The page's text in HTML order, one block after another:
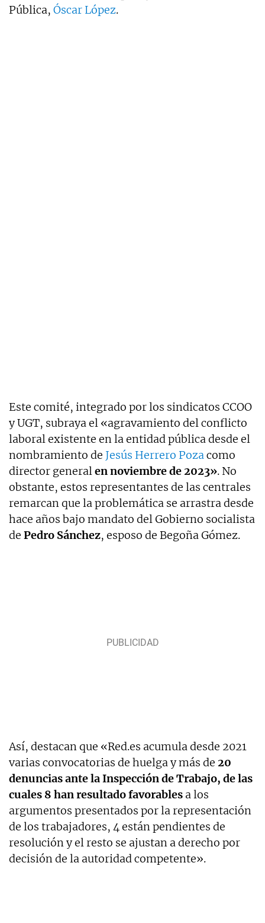
Pública, Óscar López.
Este comité, integrado por los sindicatos CCOO
y UGT, subraya el «agravamiento del conflicto
laboral existente en la entidad pública desde el
nombramiento de Jesús Herrero Pozacomo
director generalen noviembre de 2023». No
obstante, estos representantes de las centrales
remarcan que la problemática se arrastra desde
hace años bajo mandato del Gobierno socialista
de Pedro Sánchez, esposo de Begoña Gómez.
Así, destacan que «Red.es acumula desde 2021
varias convocatorias de huelga y más de 20
denuncias ante la Inspección de Trabajo, de las
cuales 8 han resultado favorables a los
argumentos presentados por la representación
de los trabajadores, 4 están pendientes de
resolución y el resto se ajustan a derecho por
decisión de la autoridad competente».